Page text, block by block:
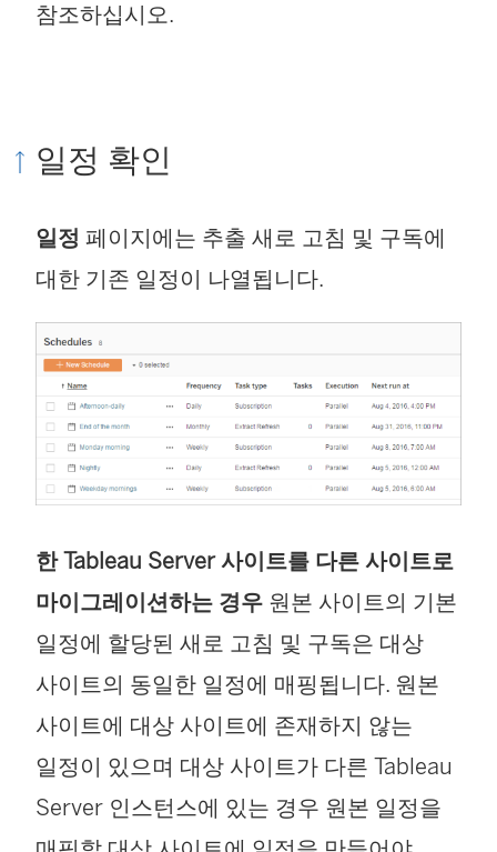
참조하십시오.
일정 확인
일정 페이지에는 추출 새로 고침 및 구독에
대한 기존 일정이 나열됩니다.
한Tableau Server사이트를 다른 사이트로
마이그레이션하는 경우 원본 사이트의 기본
일정에 할당된 새로 고침 및 구독은 대상
사이트의 동일한 일정에 매핑됩니다. 원본
사이트에 대상 사이트에 존재하지 않는
일정이 있으며 대상 사이트가 다른 Tableau
Server 인스턴스에 있는 경우 원본 일정을